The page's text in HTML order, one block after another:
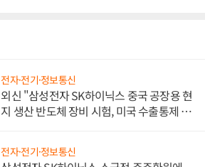
전자·전기·정보통신
외신 "삼성전자 SK하이닉스 중국 공장용 현
지 생산 반도체 장비 시험, 미국 수출통제 대
전자·전기·정보통신